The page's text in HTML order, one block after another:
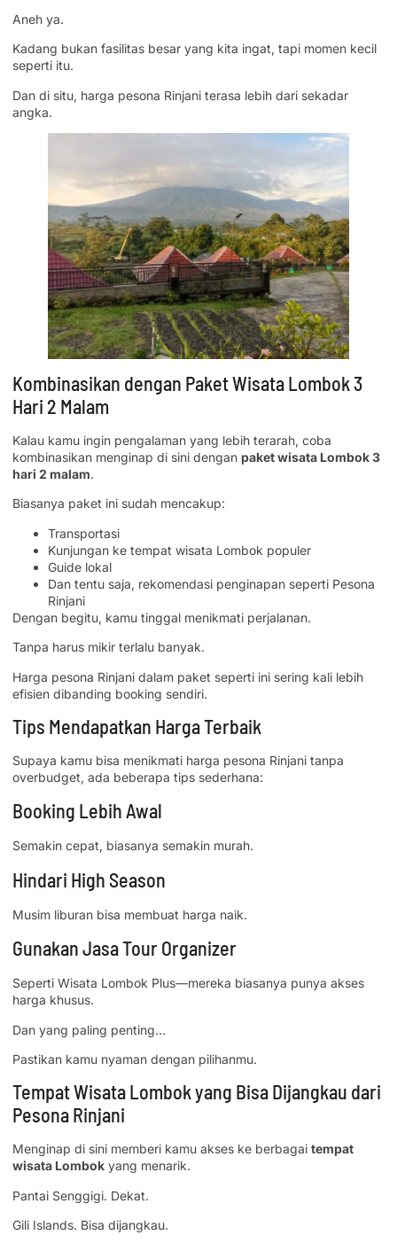
Aneh ya.
Kadang bukan fasilitas besar yang kita ingat, tapi momen kecil
seperti itu.
Dan di situ, harga pesona Rinjani terasa lebih dari sekadar
angka.
Kombinasikan dengan Paket Wisata Lombok 3
Hari 2 Malam
Kalau kamu ingin pengalaman yang lebih terarah, coba
kombinasikan menginap di sini dengan paket wisata Lombok 3
hari 2 malam.
Biasanya paket ini sudah mencakup:
Transportasi
Kunjungan ke tempat wisata Lombok populer
Guide lokal
Dan tentu saja, rekomendasi penginapan seperti Pesona
Rinjani
Dengan begitu, kamu tinggal menikmati perjalanan.
Tanpa harus mikir terlalu banyak.
Harga pesona Rinjani dalam paket seperti ini sering kali lebih
efisien dibanding booking sendiri.
Tips Mendapatkan Harga Terbaik
Supaya kamu bisa menikmati harga pesona Rinjani tanpa
overbudget, ada beberapa tips sederhana:
Booking Lebih Awal
Semakin cepat, biasanya semakin murah.
Hindari High Season
Musim liburan bisa membuat harga naik.
Gunakan Jasa Tour Organizer
Seperti Wisata Lombok Plus—mereka biasanya punya akses
harga khusus.
Dan yang paling penting…
Pastikan kamu nyaman dengan pilihanmu.
Tempat Wisata Lombok yang Bisa Dijangkau dari
Pesona Rinjani
Menginap di sini memberi kamu akses ke berbagai tempat
wisata Lombok yang menarik.
Pantai Senggigi. Dekat.
Gili Islands. Bisa dijangkau.